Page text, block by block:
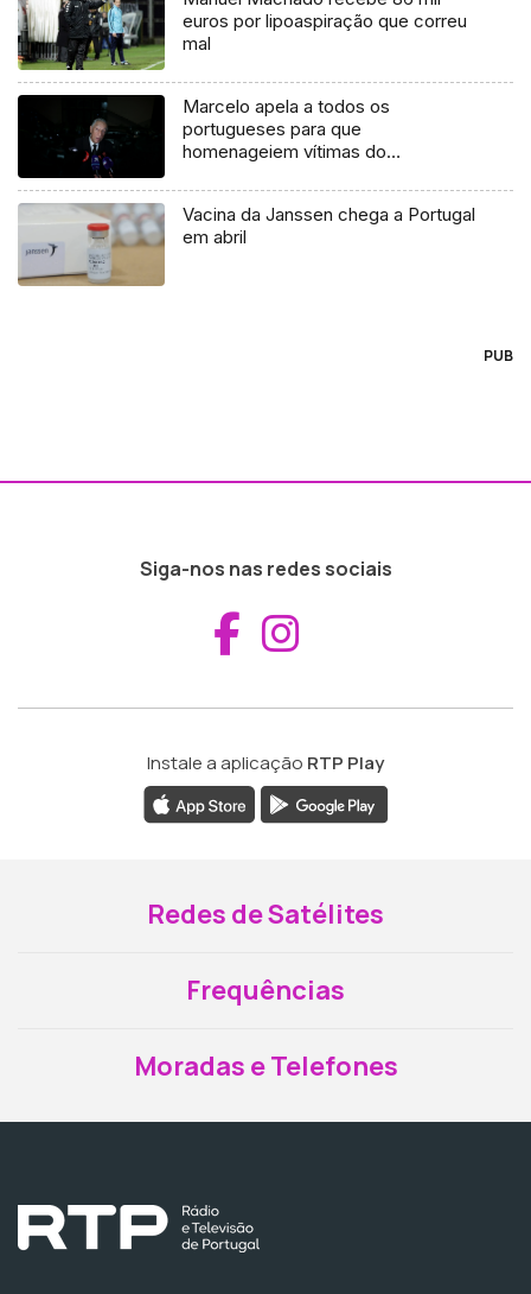
euros por lipoaspiração que correu
mal
Marcelo apela a todos os
portugueses para que
homenageiem vítimas do
Vacina da Janssen chega a Portugal
em abril
PUB
Siga-nos nas redes sociais
Aceder ao
Instale a aplicação RTP Play
Redes de Satélites
Frequências
Moradas e Telefones